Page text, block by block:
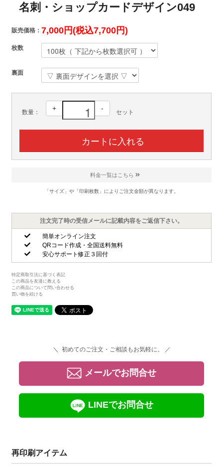
名刺・ショップカードデザイン049
販売価格： 7,000円(税込7,700円)
枚数
裏面
数量：
+ -
セット
料金一覧はこちら
「サイズ」や「印刷枚数」によりご注文金額が異なります。
注文完了時の受信メールに記載内容をご返信下さい。
簡単オンライン注文
QRコード作成・全国送料無料
安心サポート修正３回付
特定商取引法に基づく表記
この商品を友達に教える
この商品について問い合わせる
買い物を続ける
＼ 初めてのご注文・ご相談もお気軽に。 ／
メールでお問合せ
LINEでお問合せ
再印刷アイテム